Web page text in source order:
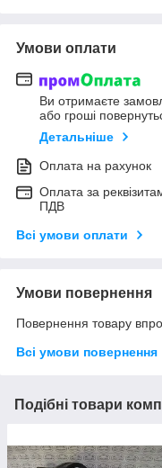
Умови оплати
Ви отримаєте
або гроші
Детальніше
Оплата на рахунок
Оплата за
ПДВ
Всі умови оплати
Умови повернення
Повернення товару
Всі умови повернення
Подібні товари